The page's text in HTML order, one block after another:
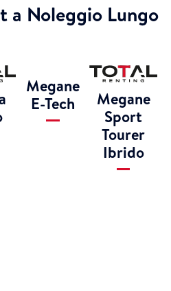
a Noleggio Lungo
Megane
E-Tech
Megane
Sport
Tourer
Ibrido